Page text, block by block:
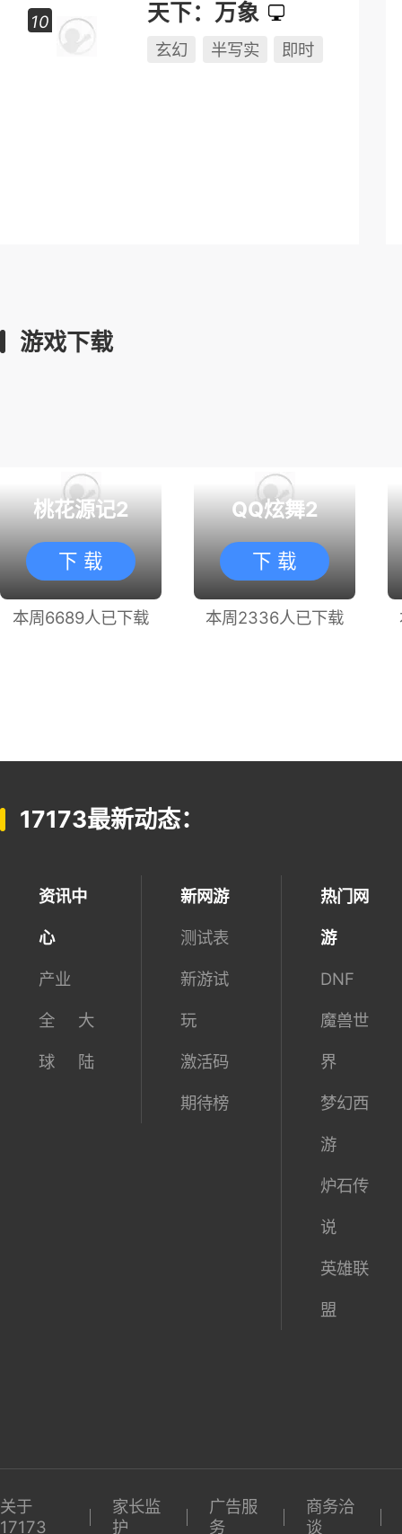
天下：万象
玄幻 半写实 即时
游戏下载
桃花源记2
下 载
本周6689人已下载
QQ炫舞2
下 载
本周2336人已下载
17173最新动态：
资讯中
心
产业
全
球
大
陆
新网游
测试表
新游试
玩
激活码
期待榜
热门网
游
DNF
魔兽世
界
梦幻西
游
炉石传
说
英雄联
盟
关于
17173
家长监
护
广告服
务
商务洽
谈